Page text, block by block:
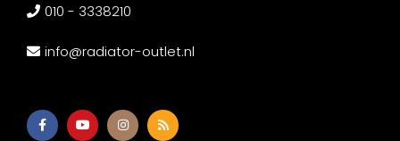
010 - 3338210
info@radiator-outlet.nl